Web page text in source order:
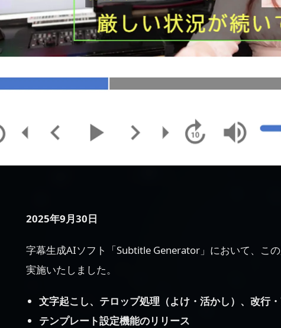
2025年9月30日
字幕生成AIソフト「Subtitle Generator」において、こ
実施いたしました。
文字起こし、テロップ処理（よけ・活かし）、改行
テンプレート設定機能のリリース